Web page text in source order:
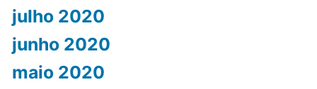
julho 2020
junho 2020
maio 2020